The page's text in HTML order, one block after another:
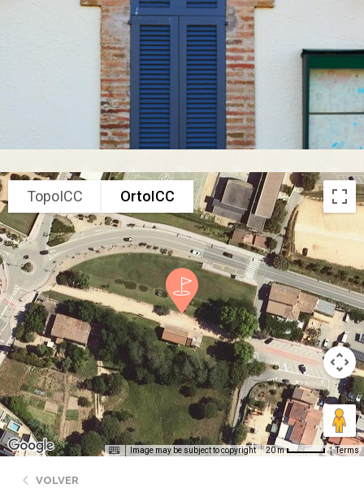
TopoICC OrtoICC
Image may be subject to copyright 20 m Terms
VOLVER